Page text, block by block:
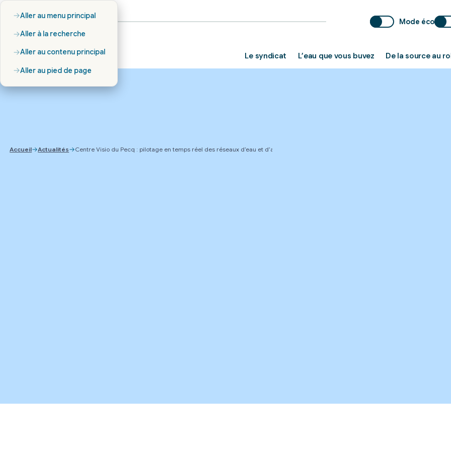
Aller au menu principal
Aller à la recherche
Aller au contenu principal
Aller au pied de page
Mode éco
Le syndicat L’eau que vous buvez De la source au
Accueil Actualités Centre Visio du Pecq : pilotage en temps réel des réseaux d’eau et d’assainissement